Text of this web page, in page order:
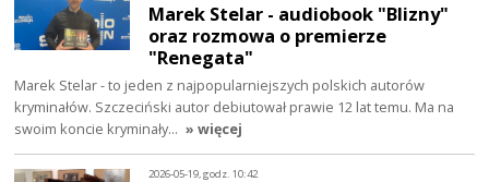
Marek Stelar - audiobook "Blizny"
oraz rozmowa o premierze
"Renegata"
Marek Stelar - to jeden z najpopularniejszych polskich autorów
kryminałów. Szczeciński autor debiutował prawie 12 lat temu. Ma na
swoim koncie kryminały… » więcej
2026-05-19, godz. 10:42